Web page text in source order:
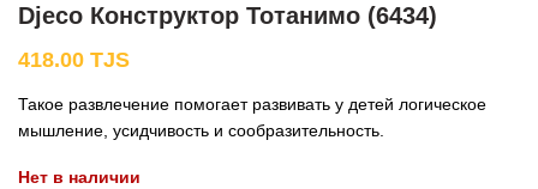
Djeco Конструктор Тотанимо (6434)
418.00 TJS
Такое развлечение помогает развивать у детей логическое
мышление, усидчивость и сообразительность.
Нет в наличии